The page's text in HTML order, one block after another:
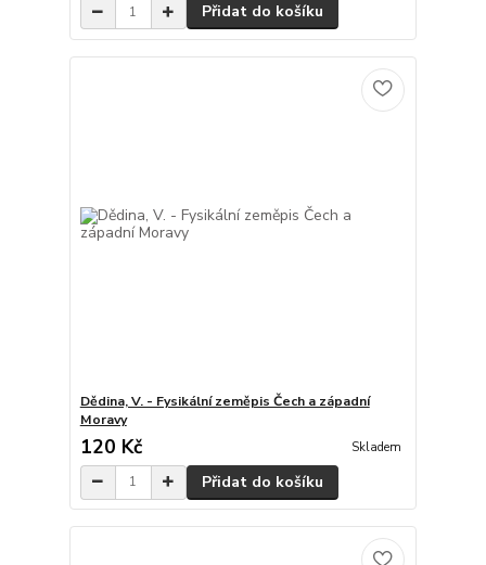
Přidat do košíku
Dědina, V. - Fysikální zeměpis Čech a západní
Moravy
120 Kč Skladem
Přidat do košíku